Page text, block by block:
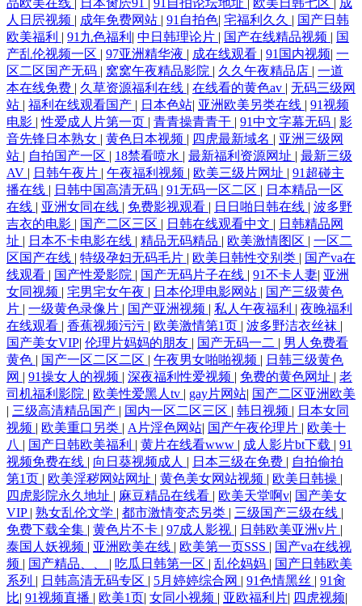
人日屄视频 | 成年免费网站 | 91自拍色| 宅福利久久 | 国产日韩
欧美福利 | 91九色福利 | 中日韩理论片 | 国产在线精品视频 | 国
产乱伦视频一区 | 97亚洲精华液 | 成在线观看 | 91国内视频| 一
区二区国产无码 | 窝窝午夜精品影院 | 久久午夜精品店 | 一道
本在线免费 | 久草资源福利在线 | 在线看的黄色av | 无码三级网
站 | 福利在线观看国产 | 日本色站| 亚洲欧美另类在线 | 91视频
电影 |性爱成人片第一页 | 青青操青青干 | 91中文字幕无码 | 影
音先锋日本熟女 | 黄色日本视频 | 四虎最新域名 | 亚洲三级网
站 | 自拍国产一区 | 18禁看喷水 | 最新福利资源网址 | 最新三级
AV | 日韩午夜片 | 午夜福利视频 | 欧美三级片网址 | 91超碰主
播在线 | 日韩中国高清无码 | 91无码一区二区 | 日本精品一区
在线 | 亚洲女同在线 | 免费影视观看 | 日日啪日韩在线 | 波多野
吉衣的电影 | 国产二区三区 | 日韩在线观看中文 | 日韩精品网
址 | 日本不卡电影在线 | 精品无码精品 | 欧美激情图区 | 一区二
区国产在线 | 特级孕妇无码毛片 | 欧美日韩性交别类 | 国产va在
线观看 | 国产性爱影院 | 国产无码片子在线 | 91不卡人妻| 亚洲
女同视频 | 宅男宅女午夜 | 日本伦理电影网站 | 国产三级黄色
片 | 一级黄色录像片 | 国产亚洲视频 | 私人午夜福利 | 夜晚福利
在线观看 | 香蕉视频污污 | 欧美激情第1页 | 波多野洁衣丝袜 |
国产美女VIP| 伦理片妈妈的朋友 | 国产无码一二 | 男人免费看
黄色 | 国产一区二区二区 | 午夜男女啪啪视频 | 日韩三级黄色
网 | 91操女人的视频 | 深夜福利性爱视频 | 免费的黄色网址 | 老
司机福利影院 | 欧美性爱黑人tv | gay片网站| 国产二区亚洲欧美
| 三级高清精品国产 | 国内一区二区三区 | 韩日视频 | 日本女同
视频 | 欧美重口另类 | A片淫色网站| 国产午夜伦理片 | 欧美十
八 | 国产日韩欧美福利 | 黄片在线看www | 成人影片bt下载 | 91
视频免费在线 | 向日葵视频成人 | 日本三级在免费 | 自拍偷拍
第1页 | 欧美淫秽网站网址 | 黄色美女网站视频 | 欧美日韩操 |
四虎影院永久地址 | 麻豆精品在线看 | 欧美天堂啊v| 国产美女
VIP | 熟女乱伦文学 | 都市激情变态另类 | 三级国产三级在线 |
免费下载全集 | 黄色片不卡 | 97成人影视 | 日韩欧美亚洲v片 |
泰国人妖视频 | 亚洲欧美在线 | 欧美第一页SSS | 国产va在线视
频 | 国产精品、、 | 吃瓜日韩第一区 | 乱伦妈妈 | 国产日韩欧美
系列 | 日韩高清无码专区 | 5月婷婷综合网 | 91色情黑丝 | 91肏
比| 91视频直播 | 欧美1页| 女同小视频 | 亚欧福利片| 四虎视频|